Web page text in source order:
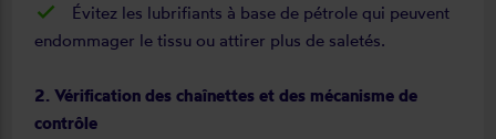
Évitez les lubrifiants à base de pétrole qui peuvent
endommager le tissu ou attirer plus de saletés.
2. Vérification des chaînettes et des mécanisme de
contrôle